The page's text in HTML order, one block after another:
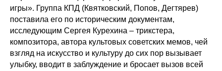
игры». Группа КПД (Квятковский, Попов, Дегтярев)
поставила его по историческим документам,
исследующим Сергея Курехина – трикстера,
композитора, автора культовых советских мемов, чей
взгляд на искусство и культуру до сих пор вызывает
улыбку, вводит в заблуждение и бросает вызов всей